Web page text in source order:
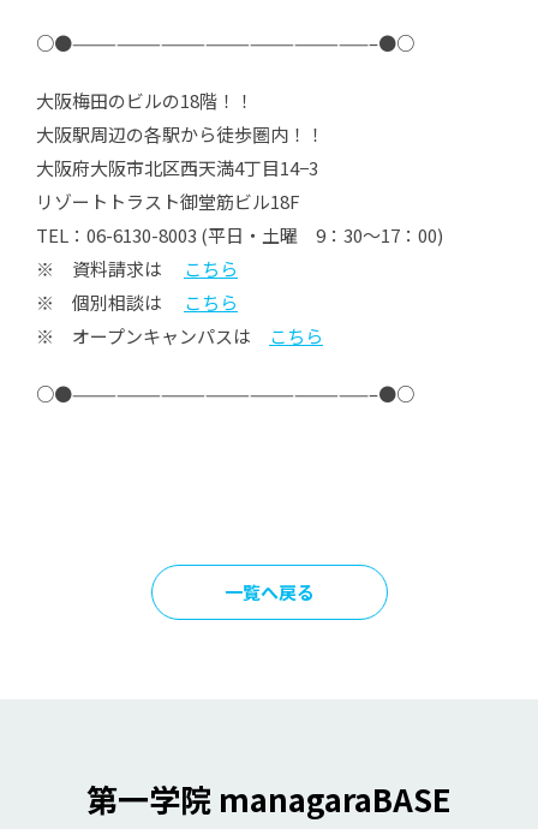
○●————————————————————–●○
大阪梅田のビルの18階！！
大阪駅周辺の各駅から徒歩圏内！！
大阪府大阪市北区西天満4丁目14−3
リゾートトラスト御堂筋ビル18F
TEL：06-6130-8003 (平日・土曜 9：30～17：00)
※ 資料請求は こちら
※ 個別相談は こちら
※ オープンキャンパスは こちら
○●————————————————————–●○
一覧へ戻る
第一学院 managaraBASE